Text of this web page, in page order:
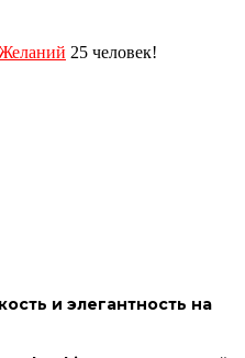
25 человек!
и элегантность на